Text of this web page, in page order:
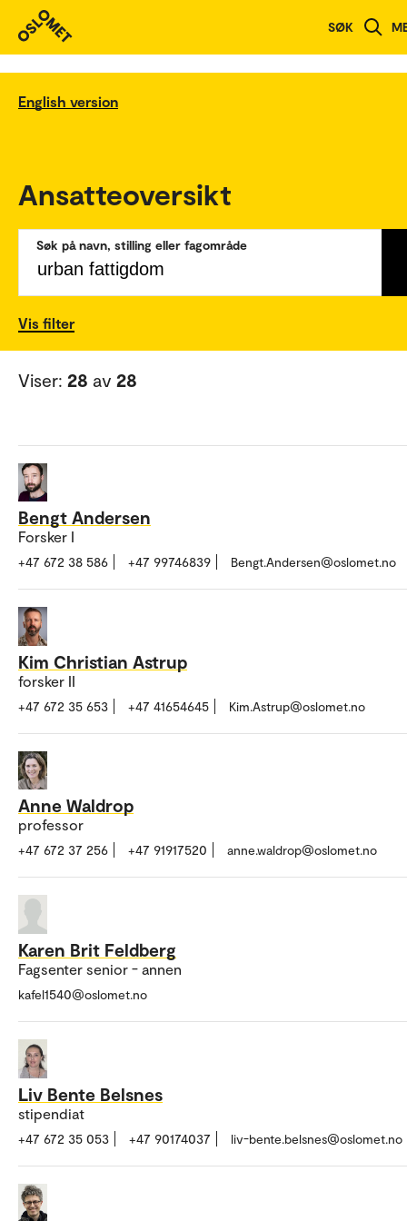
SØK
English version
Ansatteoversikt
Søk på navn, stilling eller fagområde
Vis filter
Viser: 28 av 28
Bengt Andersen
Forsker I
+47 672 38 586 +47 99746839 Bengt.Andersen@oslomet.no
Kim Christian Astrup
forsker II
+47 672 35 653 +47 41654645 Kim.Astrup@oslomet.no
Anne Waldrop
professor
+47 672 37 256 +47 91917520 anne.waldrop@oslomet.no
Karen Brit Feldberg
Fagsenter senior - annen
kafel1540@oslomet.no
Liv Bente Belsnes
stipendiat
+47 672 35 053 +47 90174037 liv-bente.belsnes@oslomet.no